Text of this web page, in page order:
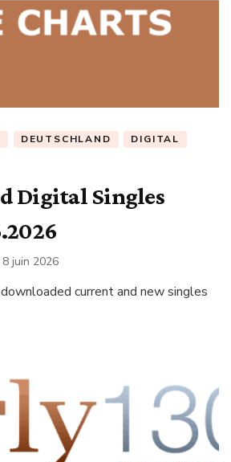
DEUTSCHLAND
DIGITAL
Digital Singles
8 juin 2026
current and new singles